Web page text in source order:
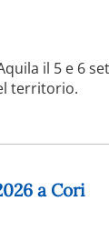
il 5 e 6
territorio.
a Cori